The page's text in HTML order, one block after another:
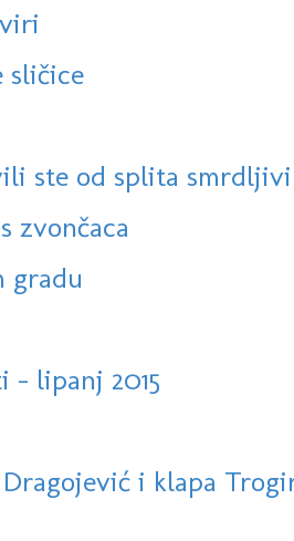
sličice
ste od splita
zvončaca
gradu
- lipanj 2015
i klapa